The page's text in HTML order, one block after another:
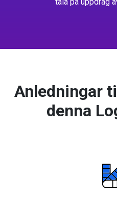
Anledningar
denna